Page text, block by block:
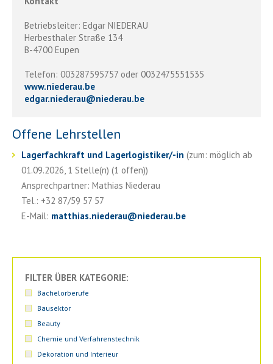
Betriebsleiter: Edgar NIEDERAU
Herbesthaler Straße 134
B-4700 Eupen
Telefon: 003287595757 oder 0032475551535
www.niederau.be
edgar.niederau@niederau.be
Offene Lehrstellen
Lagerfachkraft und Lagerlogistiker/-in (zum: möglich ab
01.09.2026, 1 Stelle(n) (1 offen))
Ansprechpartner: Mathias Niederau
Tel.: +32 87/59 57 57
E-Mail: matthias.niederau@niederau.be
FILTER ÜBER KATEGORIE:
Bachelorberufe
Bausektor
Beauty
Chemie und Verfahrenstechnik
Dekoration und Interieur